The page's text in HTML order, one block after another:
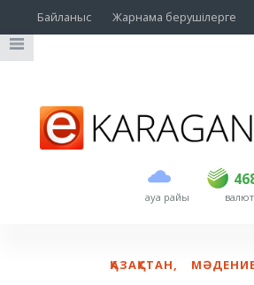
Байланыс Жарнама берушілерге
ауа райы
USD 467
EUR
ҚАЗАҚСТАН,